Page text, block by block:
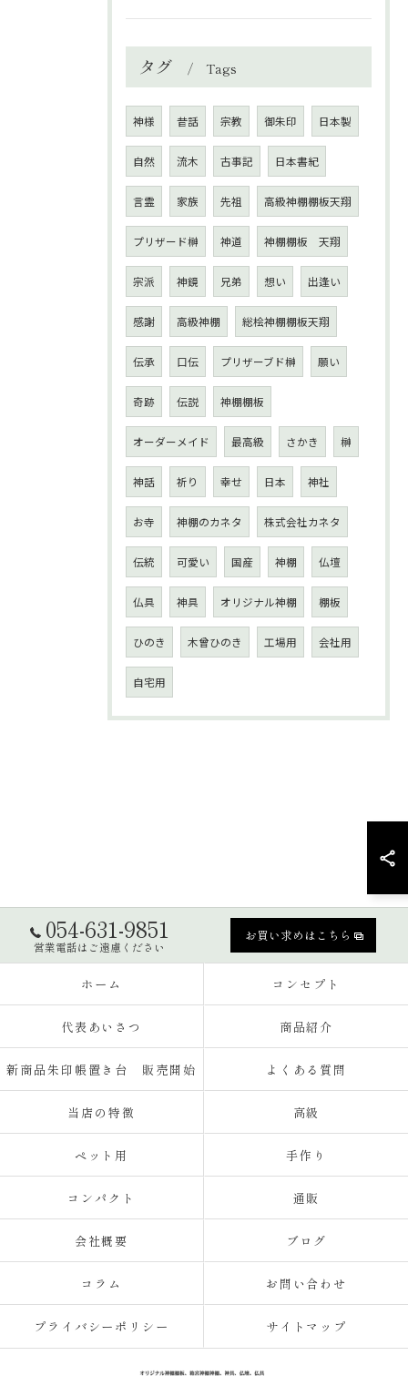
タグ Tags
神様 昔話 宗教 御朱印 日本製
自然 流木 古事記 日本書紀
言霊 家族 先祖 高級神棚棚板天翔
プリザード榊 神道 神棚棚板 天翔
宗派 神鏡 兄弟 想い 出逢い
感謝 高級神棚 総桧神棚棚板天翔
伝承 口伝 プリザーブド榊 願い
奇跡 伝説 神棚棚板
オーダーメイド 最高級 さかき 榊
神話 祈り 幸せ 日本 神社
お寺 神棚のカネタ 株式会社カネタ
伝統 可愛い 国産 神棚 仏壇
仏具 神具 オリジナル神棚 棚板
ひのき 木曾ひのき 工場用 会社用
自宅用
054-631-9851
営業電話はご遠慮ください
お買い求めはこちら
ホーム コンセプト
代表あいさつ 商品紹介
新商品朱印帳置き台 販売開始 よくある質問
当店の特徴 高級
ペット用 手作り
コンパクト 通販
会社概要 ブログ
コラム お問い合わせ
プライバシーポリシー サイトマップ